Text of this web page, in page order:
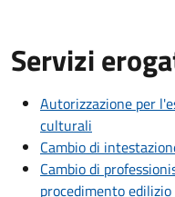
Servizi
Autorizzazione per
culturali
Cambio di
Cambio di
procedimento edilizio